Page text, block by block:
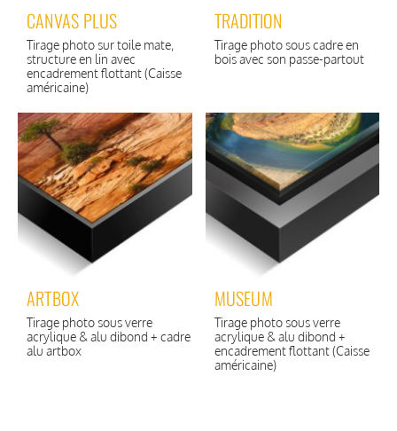
CANVAS PLUS
Tirage photo sur toile mate,
structure en lin avec
encadrement flottant (Caisse
américaine)
TRADITION
Tirage photo sous cadre en
bois avec son passe-partout
ARTBOX
Tirage photo sous verre
acrylique & alu dibond + cadre
alu artbox
MUSEUM
Tirage photo sous verre
acrylique & alu dibond +
encadrement flottant (Caisse
américaine)